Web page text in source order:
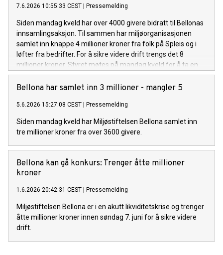
7.6.2026 10:55:33 CEST Pressemelding
Siden mandag kveld har over 4000 givere bidratt til Bellonas
innsamlingsaksjon. Til sammen har miljøorganisasjonen
samlet inn knappe 4 millioner kroner fra folk på Spleis og i
løfter fra bedrifter. For å sikre videre drift trengs det 8
millioner kroner. Styret møtes på mandag kveld for å ta en
beslutning.
Bellona har samlet inn 3 millioner - mangler 5
5.6.2026 15:27:08 CEST Pressemelding
Siden mandag kveld har Miljøstiftelsen Bellona samlet inn
tre millioner kroner fra over 3600 givere.
Bellona kan gå konkurs: Trenger åtte millioner
kroner
1.6.2026 20:42:31 CEST Pressemelding
Miljøstiftelsen Bellona er i en akutt likviditetskrise og trenger
åtte millioner kroner innen søndag 7. juni for å sikre videre
drift.